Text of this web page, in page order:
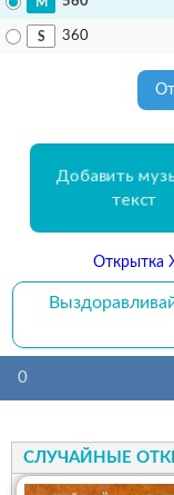
360
Добавить
текст
Открытка
0
СЛУЧАЙНЫЕ